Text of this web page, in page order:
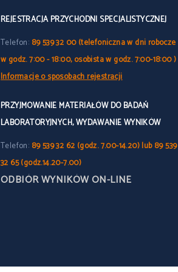
REJESTRACJA PRZYCHODNI SPECJALISTYCZNEJ
Telefon: 89 539 32 00 (telefoniczna w dni robocze
w godz. 7:00 - 18:00, osobista w godz. 7:00-18:00 )
Informacje o sposobach rejestracji
PRZYJMOWANIE MATERIAŁÓW DO BADAŃ
LABORATORYJNYCH, WYDAWANIE WYNIKÓW
Telefon: 89 539 32 62 (godz. 7.00-14.20) lub 89 539
32 65 (godz.14.20-7.00)
ODBIÓR WYNIKÓW ON-LINE